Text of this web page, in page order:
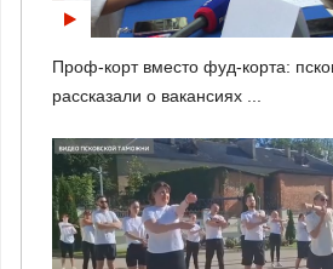
Проф-корт вместо фуд-корта:
рассказали о вакансиях ...